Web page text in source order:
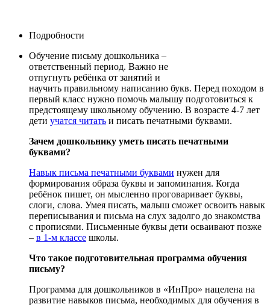
Подробности
Обучение письму дошкольника –
ответственный период. Важно не
отпугнуть ребёнка от занятий и
научить правильному написанию букв. Перед походом в
первый класс нужно помочь малышу подготовиться к
предстоящему школьному обучению. В возрасте 4-7 лет
дети учатся читать и писать печатными буквами.
Зачем дошкольнику уметь писать печатными
буквами?
Навык письма печатными буквами нужен для
формирования образа буквы и запоминания. Когда
ребёнок пишет, он мысленно проговаривает буквы,
слоги, слова. Умея писать, малыш сможет освоить навык
переписывания и письма на слух задолго до знакомства
с прописями. Письменные буквы дети осваивают позже
– в 1-м классе школы.
Что такое подготовительная программа обучения
письму?
Программа для дошкольников в «ИнПро» нацелена на
развитие навыков письма, необходимых для обучения в